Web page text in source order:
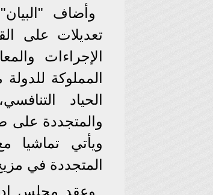
وأضاف
تعديلات على
الإجراءات
المملوكة
الحياد
والمتجددة على
ويأتي تماشيا
المتجددة في
وعقد مجلس